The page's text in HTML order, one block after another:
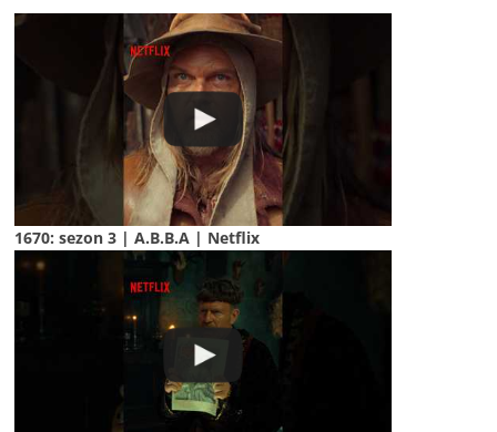
1670: sezon 3 | A.B.B.A | Netflix